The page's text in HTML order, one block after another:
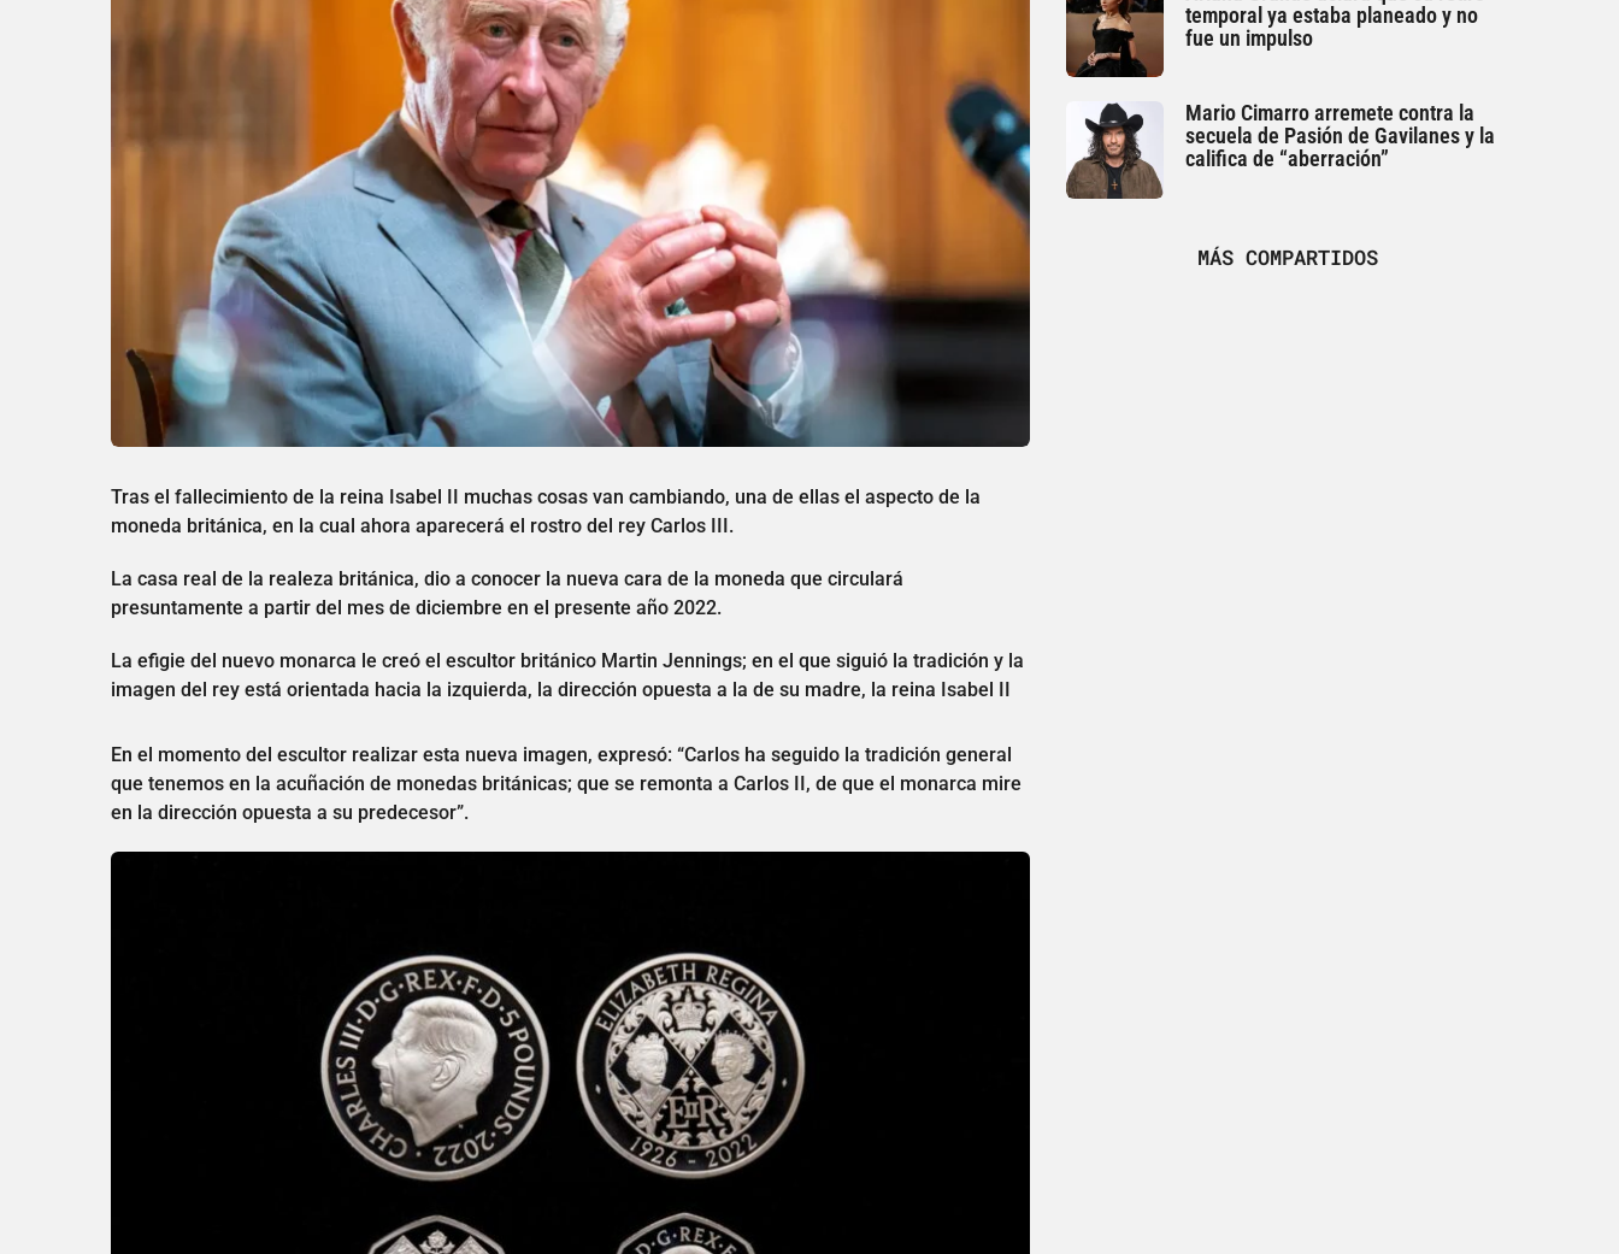
Tras el fallecimiento de la reina Isabel II muchas cosas van cambiando, una de ellas el aspecto de la
moneda británica, en la cual ahora aparecerá el rostro del rey Carlos III.
La casa real de la realeza británica, dio a conocer la nueva cara de la moneda que circulará
presuntamente a partir del mes de diciembre en el presente año 2022.
La efigie del nuevo monarca le creó el escultor británico Martin Jennings; en el que siguió la tradición y la
imagen del rey está orientada hacia la izquierda, la dirección opuesta a la de su madre, la reina Isabel II
En el momento del escultor realizar esta nueva imagen, expresó: “Carlos ha seguido la tradición general
que tenemos en la acuñación de monedas británicas; que se remonta a Carlos II, de que el monarca mire
en la dirección opuesta a su predecesor”.
temporal ya estaba planeado y no
fue un impulso
Mario Cimarro arremete contra la
secuela de Pasión de Gavilanes y la
califica de “aberración”
MÁS COMPARTIDOS